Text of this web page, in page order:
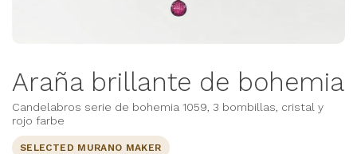
Araña brillante de bohemia
Candelabros serie de bohemia 1059, 3 bombillas, cristal y
rojo farbe
SELECTED MURANO MAKER